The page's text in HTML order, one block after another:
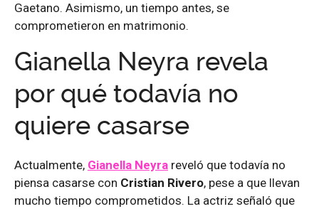
Gaetano. Asimismo, un tiempo antes, se
comprometieron en matrimonio.
Gianella Neyra revela
por qué todavía no
quiere casarse
Actualmente, Gianella Neyra reveló que todavía no
piensa casarse con Cristian Rivero, pese a que llevan
mucho tiempo comprometidos. La actriz señaló que